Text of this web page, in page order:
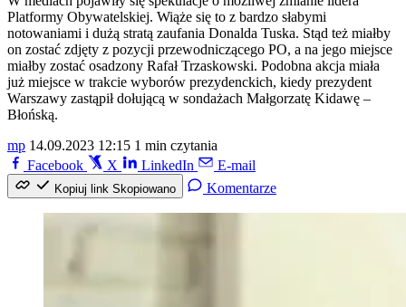
Platformy Obywatelskiej. Wiąże się to z bardzo słabymi
notowaniami i dużą stratą zaufania Donalda Tuska. Stąd też miałby
on zostać zdjęty z pozycji przewodniczącego PO, a na jego miejsce
miałby zostać osadzony Rafał Trzaskowski. Podobna akcja miała
już miejsce w trakcie wyborów prezydenckich, kiedy prezydent
Warszawy zastąpił dołującą w sondażach Małgorzatę Kidawę –
Błońską.
mp 14.09.2023 12:15 1 min czytania
Facebook
X LinkedIn E-mail
Kopiuj link Skopiowano Komentarze